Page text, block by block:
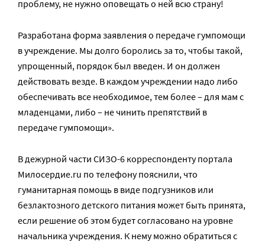
проблему, не нужно оповещать о ней всю страну!
Разработана форма заявления о передаче гумпомощи
в учреждение. Мы долго боролись за то, чтобы такой,
упрощенный, порядок был введен. И он должен
действовать везде. В каждом учреждении надо либо
обеспечивать все необходимое, тем более – для мам с
младенцами, либо – не чинить препятствий в
передаче гумпомощи».
В дежурной части СИЗО-6 корреспонденту портала
Милосердие.ru по телефону пояснили, что
гуманитарная помощь в виде подгузников или
безлактозного детского питания может быть принята,
если решение об этом будет согласовано на уровне
начальника учреждения. К нему можно обратиться с